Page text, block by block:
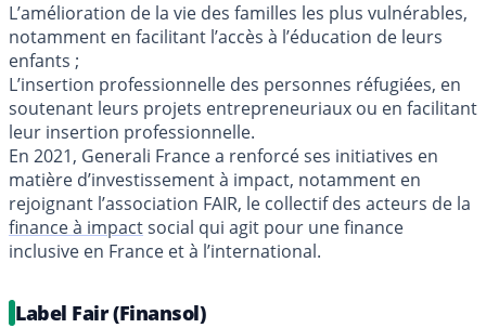
L’amélioration de la vie des familles les plus vulnérables,
notamment en facilitant l’accès à l’éducation de leurs
enfants ;
L’insertion professionnelle des personnes réfugiées, en
soutenant leurs projets entrepreneuriaux ou en facilitant
leur insertion professionnelle.
En 2021, Generali France a renforcé ses initiatives en
matière d’investissement à impact, notamment en
rejoignant l’association FAIR, le collectif des acteurs de la
finance à impactsocial qui agit pour une finance
inclusive en France et à l’international.
Label Fair (Finansol)